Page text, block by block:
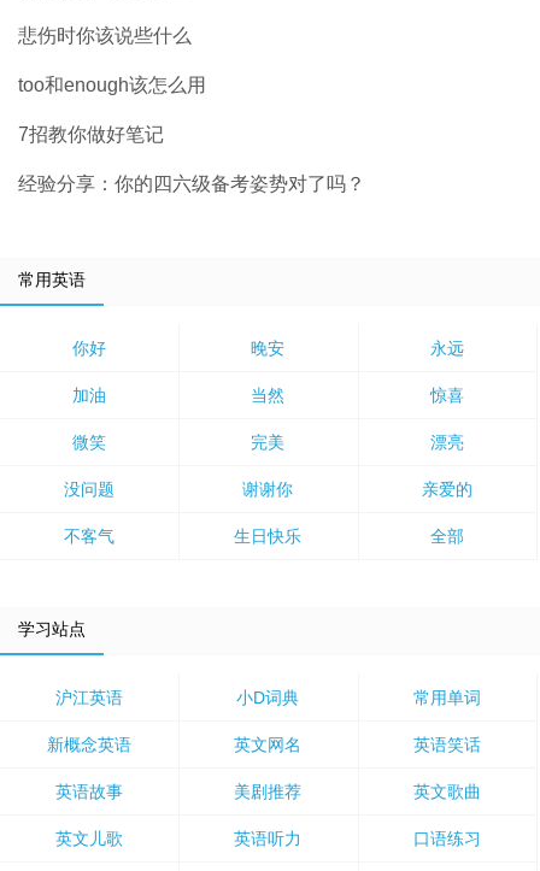
悲伤时你该说些什么
too和enough该怎么用
7招教你做好笔记
经验分享：你的四六级备考姿势对了吗？
常用英语
你好 晚安 永远
加油 当然 惊喜
微笑 完美 漂亮
没问题 谢谢你 亲爱的
不客气 生日快乐 全部
学习站点
沪江英语 小D词典 常用单词
新概念英语 英文网名 英语笑话
英语故事 美剧推荐 英文歌曲
英文儿歌 英语听力 口语练习